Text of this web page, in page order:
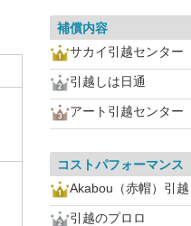
補償内容
サカイ引越センター
引越しは日通
アート引越センター
コストパフォーマンス
Akabou（赤帽）引越
引越のプロロ